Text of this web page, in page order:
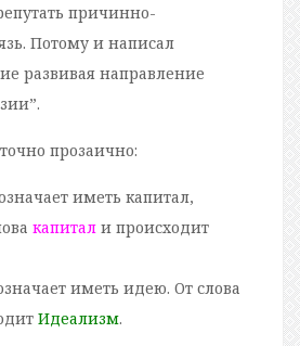
причинно-
Потому и написал
развивая направление
прозаично:
иметь капитал,
капитал и происходит
иметь идею. От слова
Идеализм.